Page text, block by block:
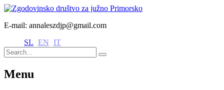
E-mail: annaleszdjp@gmail.com
SL EN IT
Menu